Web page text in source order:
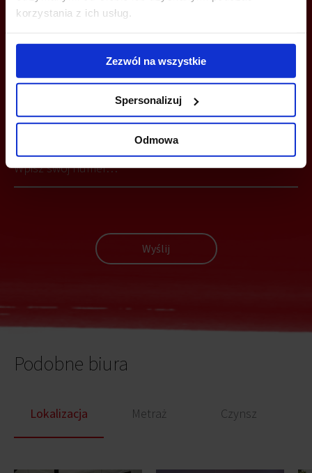
korzystania z ich usług.
Zezwól na wszystkie
Spersonalizuj
Odmowa
info@bazabiur.pl
MOŻESZ TEŻ ZOSTAWIĆ SWÓJ NUMER, A MY SKONTAKTUJEMY SIĘ
Z TOBĄ
Wyślij
Podobne biura
Lokalizacja Metraż Czynsz